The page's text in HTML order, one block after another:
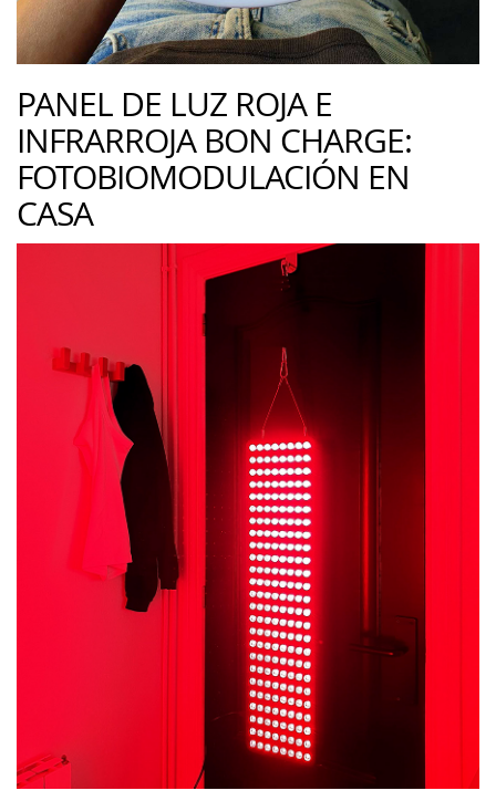
PANEL DE LUZ ROJA E
INFRARROJA BON CHARGE:
FOTOBIOMODULACIÓN EN
CASA